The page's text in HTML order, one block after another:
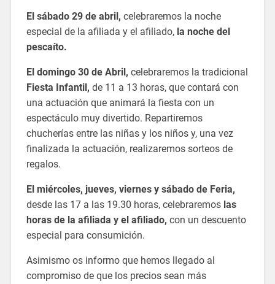
El sábado 29 de abril, celebraremos la noche
especial de la afiliada y el afiliado, la noche del
pescaíto.
El domingo 30 de Abril, celebraremos la tradicional
Fiesta Infantil, de 11 a 13 horas, que contará con
una actuación que animará la fiesta con un
espectáculo muy divertido. Repartiremos
chucherías entre las niñas y los niños y, una vez
finalizada la actuación, realizaremos sorteos de
regalos.
El miércoles, jueves, viernes y sábado de Feria,
desde las 17 a las 19.30 horas, celebraremoslas
horas de la afiliada y el afiliado, con un descuento
especial para consumición.
Asimismo os informo que hemos llegado al
compromiso de que los precios sean más